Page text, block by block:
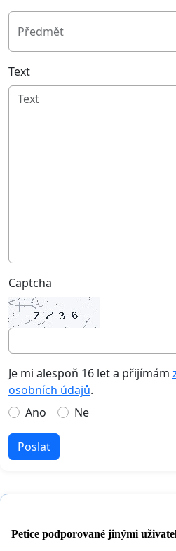
Předmět
Text
Captcha
Je mi alespoň 16 let a přijímám
osobních údajů.
Ano
Ne
Poslat
Petice podporované jinými